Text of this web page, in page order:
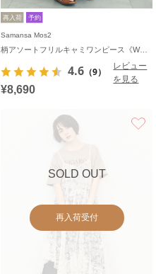
再入荷 予約
Samansa Mos2
柄アソートフリルキャミワンピース《WEB限定カラーあり》
4.6 （9）
レビュー
を見る
¥8,690
SOLD OUT
再入荷受付